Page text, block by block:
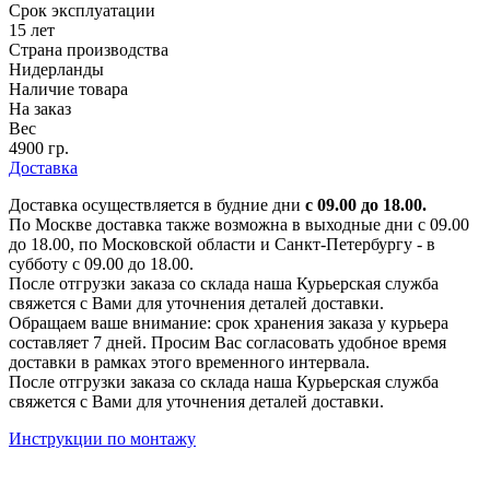
Срок эксплуатации
15 лет
Страна производства
Нидерланды
Наличие товара
На заказ
Вес
4900 гр.
Доставка
Доставка осуществляется в будние дни с 09.00 до 18.00.
По Москве доставка также возможна в выходные дни с 09.00
до 18.00, по Московской области и Санкт-Петербургу - в
субботу с 09.00 до 18.00.
После отгрузки заказа со склада наша Курьерская служба
свяжется с Вами для уточнения деталей доставки.
Обращаем ваше внимание: срок хранения заказа у курьера
составляет 7 дней. Просим Вас согласовать удобное время
доставки в рамках этого временного интервала.
После отгрузки заказа со склада наша Курьерская служба
свяжется с Вами для уточнения деталей доставки.
Инструкции по монтажу